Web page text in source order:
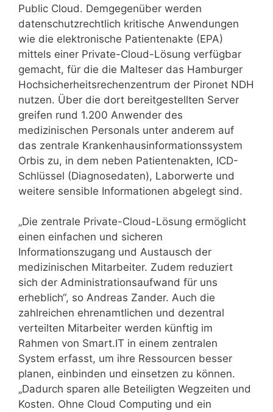
Public Cloud. Demgegenüber werden
datenschutzrechtlich kritische Anwendungen
wie die elektronische Patientenakte (EPA)
mittels einer Private-Cloud-Lösung verfügbar
gemacht, für die die Malteser das Hamburger
Hochsicherheitsrechenzentrum der Pironet NDH
nutzen. Über die dort bereitgestellten Server
greifen rund 1.200 Anwender des
medizinischen Personals unter anderem auf
das zentrale Krankenhausinformationssystem
Orbis zu, in dem neben Patientenakten, ICD-
Schlüssel (Diagnosedaten), Laborwerte und
weitere sensible Informationen abgelegt sind.
„Die zentrale Private-Cloud-Lösung ermöglicht
einen einfachen und sicheren
Informationszugang und Austausch der
medizinischen Mitarbeiter. Zudem reduziert
sich der Administrationsaufwand für uns
erheblich“, so Andreas Zander. Auch die
zahlreichen ehrenamtlichen und dezentral
verteilten Mitarbeiter werden künftig im
Rahmen von Smart.IT in einem zentralen
System erfasst, um ihre Ressourcen besser
planen, einbinden und einsetzen zu können.
„Dadurch sparen alle Beteiligten Wegzeiten und
Kosten. Ohne Cloud Computing und ein